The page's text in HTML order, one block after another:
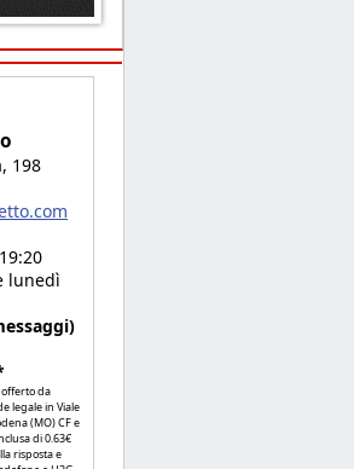
198
lunedì
offerto da
legale in Viale
(MO) CF e
di 0.63€
risposta e